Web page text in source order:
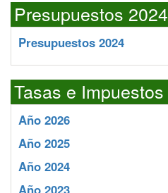
Presupuestos 2024
Presupuestos 2024
Tasas e Impuestos
Año 2026
Año 2025
Año 2024